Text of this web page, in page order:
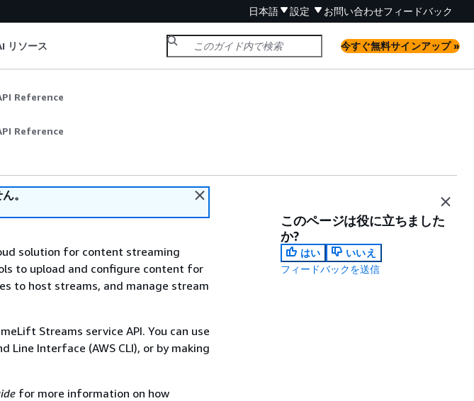
日本語 設定 お問い合わせフィードバック
リソース 今すぐ無料サインアップ »
Reference
Reference
。
solution for content streaming
to upload and configure content for
to host streams, and manage stream
Streams service API. You can use
Line Interface (AWS CLI), or by making
for more information on how
このページは役に立ちました
か?
はい
いいえ
フィードバックを送信